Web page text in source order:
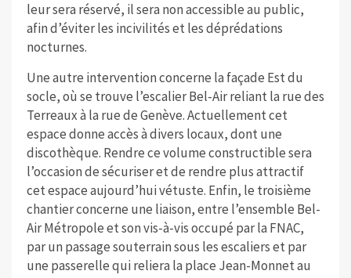
leur sera réservé, il sera non accessible au public,
afin d’éviter les incivilités et les déprédations
nocturnes.
Une autre intervention concerne la façade Est du
socle, où se trouve l’escalier Bel-Air reliant la rue des
Terreaux à la rue de Genève. Actuellement cet
espace donne accès à divers locaux, dont une
discothèque. Rendre ce volume constructible sera
l’occasion de sécuriser et de rendre plus attractif
cet espace aujourd’hui vétuste. Enfin, le troisième
chantier concerne une liaison, entre l’ensemble Bel-
Air Métropole et son vis-à-vis occupé par la FNAC,
par un passage souterrain sous les escaliers et par
une passerelle qui reliera la place Jean-Monnet au